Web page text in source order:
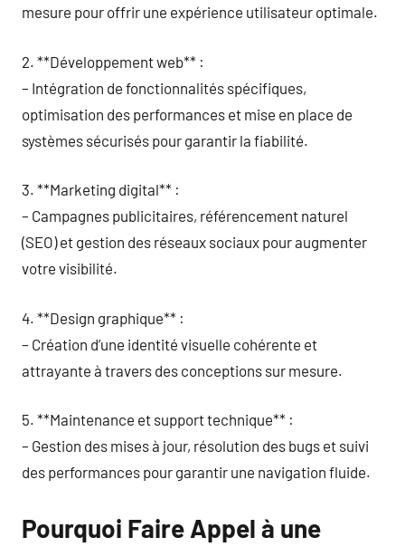
mesure pour offrir une expérience utilisateur optimale.
2. **Développement web** :
– Intégration de fonctionnalités spécifiques,
optimisation des performances et mise en place de
systèmes sécurisés pour garantir la fiabilité.
3. **Marketing digital** :
– Campagnes publicitaires, référencement naturel
(SEO) et gestion des réseaux sociaux pour augmenter
votre visibilité.
4. **Design graphique** :
– Création d’une identité visuelle cohérente et
attrayante à travers des conceptions sur mesure.
5. **Maintenance et support technique** :
– Gestion des mises à jour, résolution des bugs et suivi
des performances pour garantir une navigation fluide.
Pourquoi Faire Appel à une